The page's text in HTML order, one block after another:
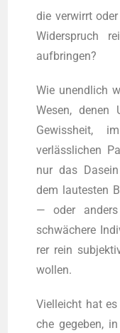
die ver­wirrt
Wider­spruch
aufbringen?
Wie unend­lich
Wesen, denen
Gewiss­heit,
verlässlichen
nur das
dem lau­tes­ten
— oder
schwächere
rer rein
wollen.
Viel­leicht hat
che gege­ben,